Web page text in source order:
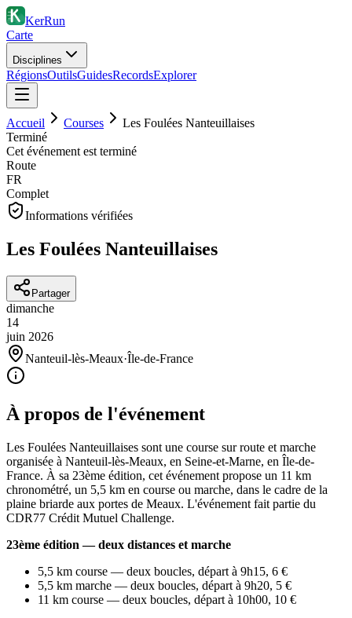
KerRun
Carte
Disciplines
RégionsOutilsGuidesRecordsExplorer
Accueil Courses
Les Foulées Nanteuillaises
Terminé
Cet événement est terminé
Route
FR
Complet
Informations vérifiées
Les Foulées Nanteuillaises
Partager
dimanche
14
juin 2026
Nanteuil-lès-Meaux·Île-de-France
À propos de l'événement
Les Foulées Nanteuillaises sont une course sur route et marche
organisée à Nanteuil-lès-Meaux, en Seine-et-Marne, en Île-de-
France. À sa 23ème édition, cet événement propose un 11 km
chronométré, un 5,5 km en course ou marche, dans le cadre de la
plaine briarde aux portes de Meaux. L'événement fait partie du
CDR77 Crédit Mutuel Challenge.
23ème édition — deux distances et marche
5,5 km course — deux boucles, départ à 9h15, 6 €
5,5 km marche — deux boucles, départ à 9h20, 5 €
11 km course — deux boucles, départ à 10h00, 10 €